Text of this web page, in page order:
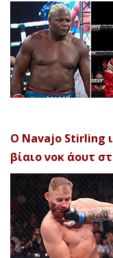
Ο Navajo Stirling
βίαιο νοκ άουτ